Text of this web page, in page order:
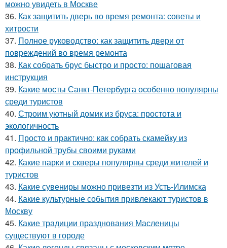
можно увидеть в Москве
36. Как защитить дверь во время ремонта: советы и
хитрости
37. Полное руководство: как защитить двери от
повреждений во время ремонта
38. Как собрать брус быстро и просто: пошаговая
инструкция
39. Какие мосты Санкт-Петербурга особенно популярны
среди туристов
40. Строим уютный домик из бруса: простота и
экологичность
41. Просто и практично: как собрать скамейку из
профильной трубы своими руками
42. Какие парки и скверы популярны среди жителей и
туристов
43. Какие сувениры можно привезти из Усть-Илимска
44. Какие культурные события привлекают туристов в
Москву
45. Какие традиции празднования Масленицы
существуют в городе